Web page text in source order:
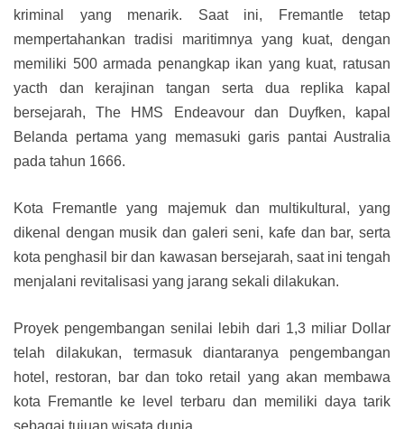
kriminal yang menarik. Saat ini, Fremantle tetap
mempertahankan tradisi maritimnya yang kuat, dengan
memiliki 500 armada penangkap ikan yang kuat, ratusan
yacth dan kerajinan tangan serta dua replika kapal
bersejarah, The HMS Endeavour dan Duyfken, kapal
Belanda pertama yang memasuki garis pantai Australia
pada tahun 1666.
Kota Fremantle yang majemuk dan multikultural, yang
dikenal dengan musik dan galeri seni, kafe dan bar, serta
kota penghasil bir dan kawasan bersejarah, saat ini tengah
menjalani revitalisasi yang jarang sekali dilakukan.
Proyek pengembangan senilai lebih dari 1,3 miliar Dollar
telah dilakukan, termasuk diantaranya pengembangan
hotel, restoran, bar dan toko retail yang akan membawa
kota Fremantle ke level terbaru dan memiliki daya tarik